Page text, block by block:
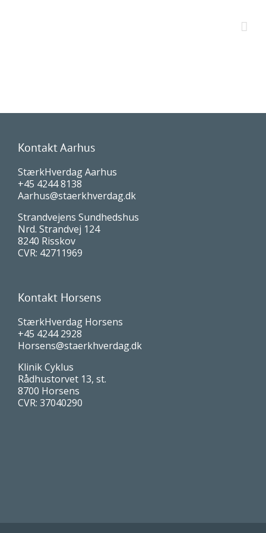
Kontakt Aarhus
StærkHverdag Aarhus
+45 4244 8138
Aarhus@staerkhverdag.dk
Strandvejens Sundhedshus
Nrd. Strandvej 124
8240 Risskov
CVR: 42711969
Kontakt Horsens
StærkHverdag Horsens
+45 4244 2928
Horsens@staerkhverdag.dk
Klinik Cyklus
Rådhustorvet 13, st.
8700 Horsens
CVR: 37040290